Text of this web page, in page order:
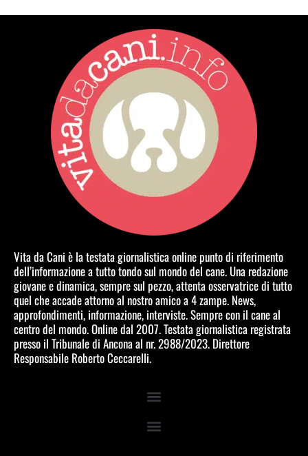
Vita da Cani è la testata giornalistica online punto di riferimento
dell’informazione a tutto tondo sul mondo del cane. Una redazione
giovane e dinamica, sempre sul pezzo, attenta osservatrice di tutto
quel che accade attorno al nostro amico a 4 zampe. News,
approfondimenti, informazione, interviste. Sempre con il cane al
centro del mondo. Online dal 2007. Testata giornalistica registrata
presso il Tribunale di Ancona al nr. 2988/2023. Direttore
Responsabile Roberto Ceccarelli.